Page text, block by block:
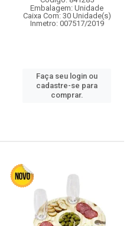
Embalagem: Unidade
Caixa Com: 30 Unidade(s)
Inmetro: 007517/2019
Faça seu login ou
cadastre-se para
comprar.